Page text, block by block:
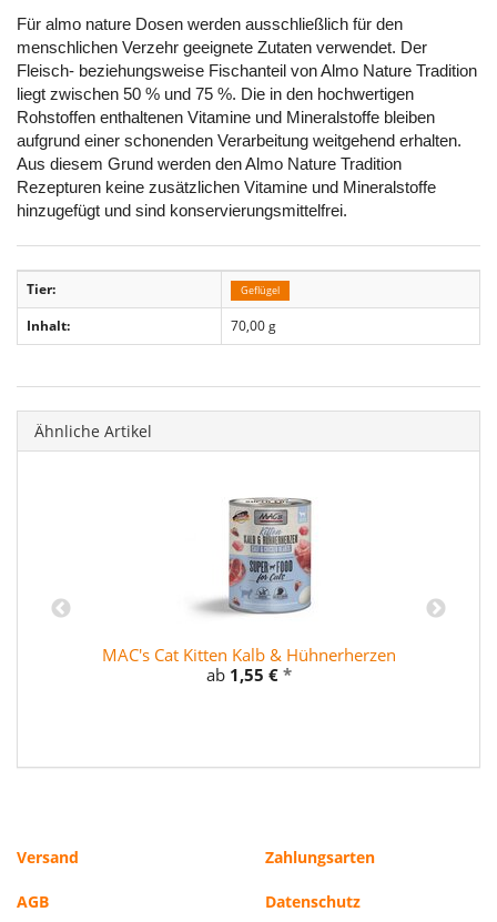
Für almo nature Dosen werden ausschließlich für den
menschlichen Verzehr geeignete Zutaten verwendet. Der
Fleisch- beziehungsweise Fischanteil von Almo Nature Tradition
liegt zwischen 50 % und 75 %. Die in den hochwertigen
Rohstoffen enthaltenen Vitamine und Mineralstoffe bleiben
aufgrund einer schonenden Verarbeitung weitgehend erhalten.
Aus diesem Grund werden den Almo Nature Tradition
Rezepturen keine zusätzlichen Vitamine und Mineralstoffe
hinzugefügt und sind konservierungsmittelfrei.
Tier: Geflügel
Inhalt: 70,00 g
Ähnliche Artikel
MAC's Cat Kitten Kalb & Hühnerherzen
ab 1,55 € *
Versand Zahlungsarten
AGB Datenschutz